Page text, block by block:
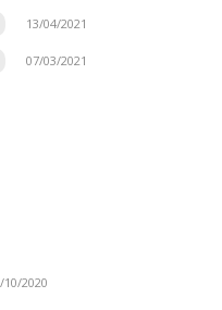
13/04/2021
07/03/2021
10/2020